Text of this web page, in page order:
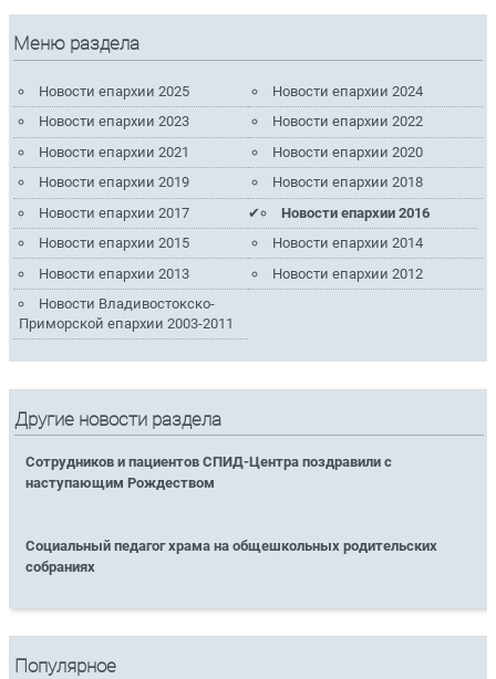
Меню раздела
Новости епархии 2025
Новости епархии 2024
Новости епархии 2023
Новости епархии 2022
Новости епархии 2021
Новости епархии 2020
Новости епархии 2019
Новости епархии 2018
Новости епархии 2017
Новости епархии 2016
Новости епархии 2015
Новости епархии 2014
Новости епархии 2013
Новости епархии 2012
Новости Владивостокско-
Приморской епархии 2003-2011
Другие новости раздела
Сотрудников и пациентов СПИД-Центра поздравили с
наступающим Рождеством
Социальный педагог храма на общешкольных родительских
собраниях
Популярное